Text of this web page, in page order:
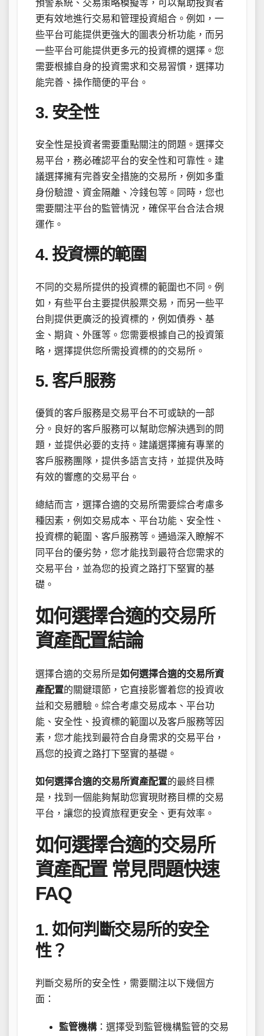
預警系統、交易策略模擬等，可以幫助投資者
更有效地進行交易和管理投資組合。例如，一
些平台可能提供更強大的圖表分析功能，而另
一些平台可能提供更多元的投資標的選擇。您
需要根據自身的投資需求和交易習慣，選擇功
能完善、操作簡便的平台。
3. 安全性
安全性是投資者需要重點關注的問題。選擇交
易平台，務必確認平台的安全性和可靠性。建
議選擇擁有完善安全措施的交易所，例如多重
身份驗證、資金隔離、冷錢包等。同時，您也
需要關注平台的監管情況，確保平台合法合規
運作。
4. 投資標的範圍
不同的交易所提供的投資標的範圍也不同。例
如，有些平台主要提供股票交易，而另一些平
台則提供更廣泛的投資標的，例如債券、基
金、期貨、外匯等。您需要根據自己的投資策
略，選擇提供您所需投資標的的交易所。
5. 客戶服務
優質的客戶服務是交易平台不可或缺的一部
分。良好的客戶服務可以幫助您解決遇到的問
題，並提供必要的支持。建議選擇擁有專業的
客戶服務團隊，提供多語言支持，並提供及時
有效的響應的交易平台。
總結而言，選擇合適的交易所需要綜合考慮多
種因素，例如交易成本、平台功能、安全性、
投資標的範圍、客戶服務等。通過深入瞭解不
同平台的優劣勢，您才能找到最符合您需求的
交易平台，並為您的投資之路打下堅實的基
礎。
如何選擇合適的交易所
資產配置結論
選擇合適的交易所是如何選擇合適的交易所資
產配置的關鍵環節，它直接影響着您的投資收
益和交易體驗。綜合考慮交易成本、平台功
能、安全性、投資標的範圍以及客戶服務等因
素，您才能找到最符合自身需求的交易平台，
爲您的投資之路打下堅實的基礎。
如何選擇合適的交易所資產配置的最終目標
是，找到一個能夠幫助您實現財務目標的交易
平台，讓您的投資旅程更安全、更有效率。
如何選擇合適的交易所
資產配置 常見問題快速
FAQ
1. 如何判斷交易所的安全
性？
判斷交易所的安全性，需要關注以下幾個方
面：
監管機構：選擇受到監管機構監管的交易